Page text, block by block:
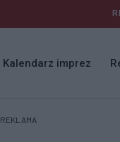
Kalendarz imprez
REKLAMA